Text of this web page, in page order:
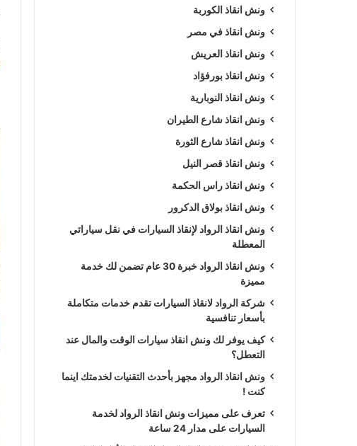
ونش انقاذ الكوربة
ونش انقاذ في مصر
ونش انقاذ العريش
ونش انقاذ بورفؤاد
ونش انقاذ النوبارية
ونش انقاذ شارع الطيران
ونش انقاذ شارع الثورة
ونش انقاذ قصر النيل
ونش انقاذ راس الحكمة
ونش انقاذ بولاق الدكرور
ونش انقاذ الرواد لإنقاذ السيارات في نقل سياراتي
المعطلة
ونش انقاذ الرواد خبرة 30 عام تضمن لك خدمة
مميزة
شركة الرواد لانقاذ السيارات تقدم خدمات متكاملة
بأسعار تنافسية
كيف يوفر لك ونش انقاذ سيارات الوقت والمال عند
التعطل؟
ونش انقاذ الرواد مجهز بأحدث التقنيات لخدمتك اينما
كنت !
تعرف على مميزات ونش انقاذ الرواد لخدمة
السيارات على مدار 24 ساعة